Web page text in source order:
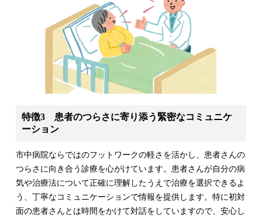
特徴3 患者のつらさに寄り添う緊密なコミュニケ
ーション
市中病院ならではのフットワークの軽さを活かし、患者さんの
つらさに向き合う診療を心がけています。患者さんが自分の病
気や治療法について正確に理解したうえで治療を選択できるよ
う、丁寧なコミュニケーションで情報を提供します。特に初対
面の患者さんとは時間をかけて対話をしていますので、安心し